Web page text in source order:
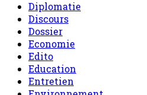
Diplomatie
Discours
Dossier
Economie
Edito
Education
Entretien